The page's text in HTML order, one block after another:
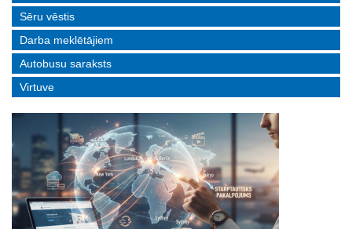
Sēru vēstis
Darba meklētājiem
Autobusu saraksts
Virtuve